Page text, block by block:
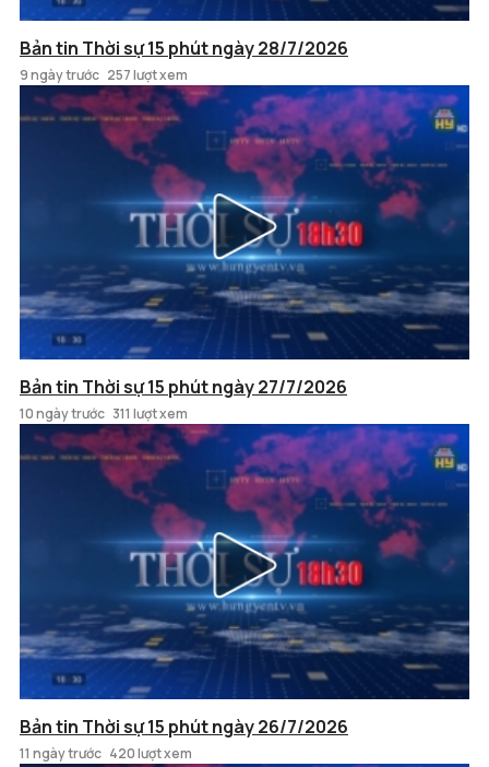
Bản tin Thời sự 15 phút ngày 28/7/2026
9 ngày trước 257 lượt xem
Bản tin Thời sự 15 phút ngày 27/7/2026
10 ngày trước 311 lượt xem
Bản tin Thời sự 15 phút ngày 26/7/2026
11 ngày trước 420 lượt xem